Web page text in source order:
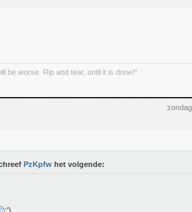
be worse. Rip and tear, until it is done!"
PzKpfw het volgende: